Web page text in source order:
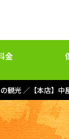
金
観光 【本店】